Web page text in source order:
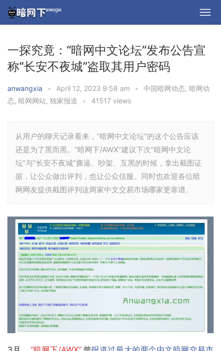
一探究竟：“暗网中文论坛”发布公告宣
称“长安不夜城”盗取其用户密码
anwangxia • April 12, 2023 9:58 am • 中国暗网动态, 暗网动
态, 暗网网站, 独家报道 • 41517 views
从用户的聊天记录看来，“暗网中文论坛”的这个公告应该
还是为了黑而黑。“暗网下/AWX”建议下次“暗网中文论
坛”与“长安不夜城”撕逼、吵架、互黑的时候，拿出截图证
据，让公众做出评判，也让公众信服。同时也欢迎各位暗
网网友提供截图评判这两家中文交易市场哪家更靠谱。